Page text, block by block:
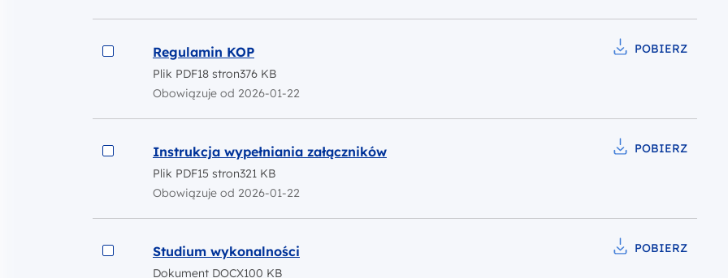
Podgląd
Regulamin KOP
POBIERZ
Plik PDF18 stron376 KB
Obowiązuje od 2026-01-22
Podgląd
Instrukcja wypełniania załączników
POBIERZ
Plik PDF15 stron321 KB
Obowiązuje od 2026-01-22
Podgląd
Studium wykonalności
POBIERZ
Dokument DOCX100 KB